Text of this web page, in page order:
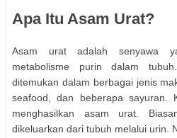
Apa Itu Asam Urat?
Asam urat adalah senyawa
metabolisme purin dalam
ditemukan dalam berbagai jenis
seafood, dan beberapa sayuran.
menghasilkan asam urat.
dikeluarkan dari tubuh melalui urin.